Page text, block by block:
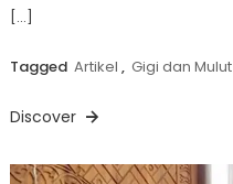
[…]
Tagged Artikel , Gigi dan Mulut
Discover